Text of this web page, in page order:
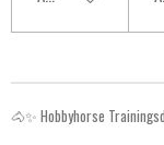
🐴✨ Hobbyhorse